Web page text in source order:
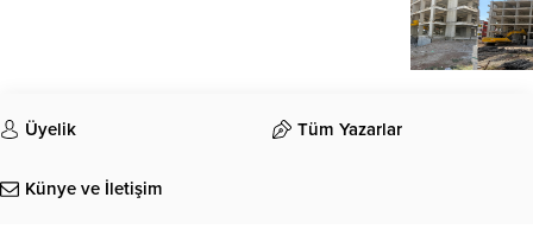
Üyelik Tüm Yazarlar
Künye ve İletişim